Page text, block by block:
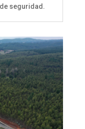
seguridad.